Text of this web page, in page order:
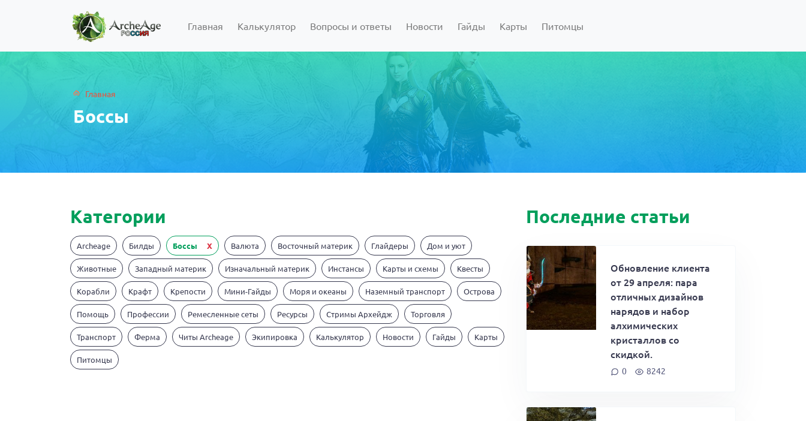
Главная Калькулятор Вопросы и ответы Новости Гайды Карты Питомцы
Главная
Боссы
Категории
Archeage Билды Боссы X Валюта Восточный материк Глайдеры Дом и уют
Животные Западный материк Изначальный материк Инстансы Карты и схемы Квесты
Корабли Крафт Крепости Мини-Гайды Моря и океаны Наземный транспорт Острова
Помощь Профессии Ремесленные сеты Ресурсы Стримы Архейдж Торговля
Транспорт Ферма Читы Archeage Экипировка Калькулятор Новости Гайды Карты
Питомцы
Последние статьи
Обновление клиента
от 29 апреля: пара
отличных дизайнов
нарядов и набор
алхимических
кристаллов со
скидкой.
0 8242